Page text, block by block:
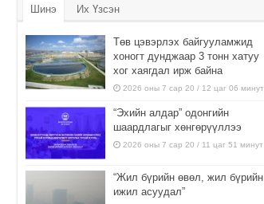
Шинэ Их Үзсэн
Төв цэвэрлэх байгууламжид
хоногт дунджаар 3 тонн хатуу
хог хаягдал ирж байна
2026 оны 7 сар 20 / 12 цаг 06 минут
“Эхийн алдар” одонгийн
шаардлагыг хөнгөрүүллээ
2026 оны 7 сар 20 / 11 цаг 51 минут
“Жил бүрийн өвөл, жил бүрийн
ижил асуудал”